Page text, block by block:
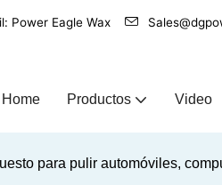
Power Eagle Wax
Home Productos Video
para pulir automóviles,